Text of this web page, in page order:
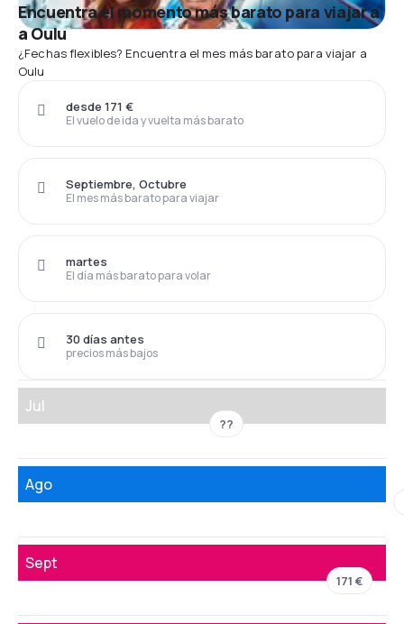
Encuentra el momento más barato para viajar a
a Oulu
¿Fechas flexibles? Encuentra el mes más barato para viajar a
Oulu
El vuelo de ida y vuelta más barato
desde 171 €
El mes más barato para viajar
Septiembre, Octubre
El día más barato para volar
martes
precios más bajos
30 días antes
Jul
??
Ago
Sept
171 €